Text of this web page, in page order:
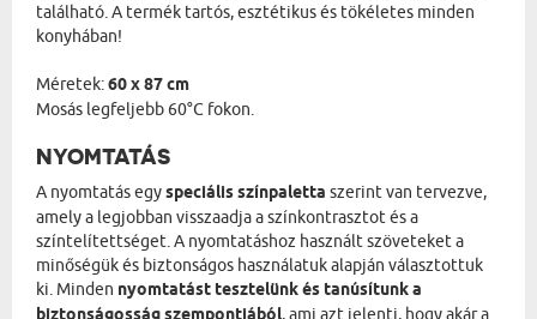
található. A termék tartós, esztétikus és tökéletes minden
konyhában!
Méretek:60 x 87 cm
Mosás legfeljebb 60°C fokon.
NYOMTATÁS
A nyomtatás egyspeciális színpaletta szerint van tervezve,
amely a legjobban visszaadja a színkontrasztot és a
színtelítettséget. A nyomtatáshoz használt szöveteket a
minőségük és biztonságos használatuk alapján választottuk
ki. Minden nyomtatást tesztelünk és tanúsítunk a
, ami azt jelenti, hogy akár a